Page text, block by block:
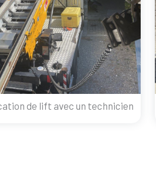
de lift avec un technicien